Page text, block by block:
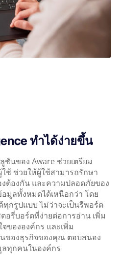
ทำได้ง่ายขึ้น
ชันของ Aware ช่วยเตรียม
ช้ ช่วยให้ผู้ใช้สามารถรักษา
ต้องกัน และความปลอดภัยของ
มูลทั้งหมดได้เหนือกว่า โดย
ทุกรูปแบบ ไม่ว่าจะเป็นรีพอร์ต
อรี่บอร์ดที่ง่ายต่อการอ่าน เพิ่ม
ขององค์กร และเพิ่ม
ของธุรกิจของคุณ ตอบสนอง
ทุกคนในองค์กร